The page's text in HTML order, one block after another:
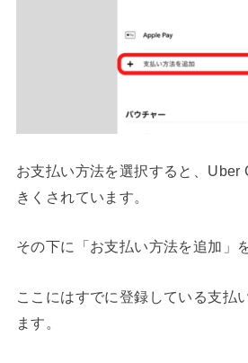
お支払い方法を選択すると、Uber
きくされています。
その下に「お支払い方法を追加」
ここにはすでに登録している支払
ます。